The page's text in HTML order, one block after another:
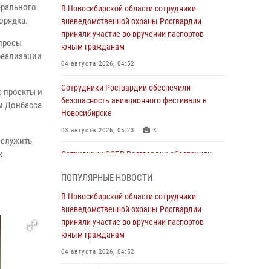
проекты и
Донбасса
В Новосибирской области сотрудники
вневедомственной охраны Росгвардии
приняли участие во вручении паспортов
юным гражданам
04 августа 2026, 04:52
Сотрудники Росгвардии обеспечили
безопасность авиационного фестиваля в
Новосибирске
03 августа 2026, 05:23 3
Сотрудники СОБР Росгвардии обеспечили
обысков в рамках расследования серии
мошенничеств
31 июля 2026, 07:52
В Новосибирском военном институте
ПОПУЛЯРНЫЕ НОВОСТИ
В Новосибирской области сотрудники
вневедомственной охраны Росгвардии
приняли участие во вручении паспортов
юным гражданам
04 августа 2026, 04:52